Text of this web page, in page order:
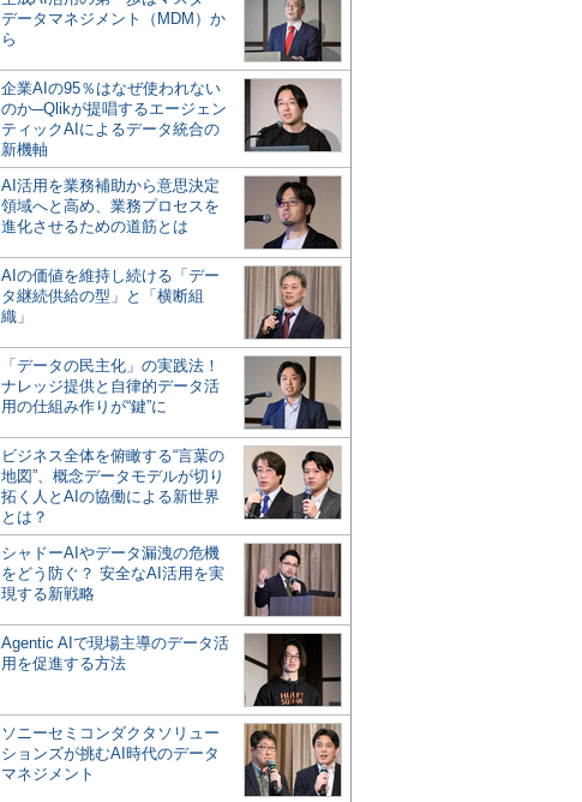
データマネジメント（MDM）か
ら
企業AIの95％はなぜ使われない
のか─Qlikが提唱するエージェン
ティックAIによるデータ統合の
新機軸
AI活用を業務補助から意思決定
領域へと高め、業務プロセスを
進化させるための道筋とは
AIの価値を維持し続ける「デー
タ継続供給の型」と「横断組
織」
「データの民主化」の実践法！
ナレッジ提供と自律的データ活
用の仕組み作りが“鍵”に
ビジネス全体を俯瞰する“言葉の
地図”、概念データモデルが切り
拓く人とAIの協働による新世界
とは？
シャドーAIやデータ漏洩の危機
をどう防ぐ？ 安全なAI活用を実
現する新戦略
Agentic AIで現場主導のデータ活
用を促進する方法
ソニーセミコンダクタソリュー
ションズが挑むAI時代のデータ
マネジメント